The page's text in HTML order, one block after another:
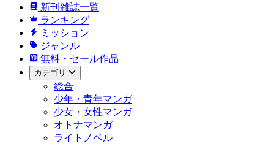
新刊雑誌一覧
ランキング
ミッション
ジャンル
無料・セール作品
カテゴリ
総合
少年・青年マンガ
少女・女性マンガ
オトナマンガ
ライトノベル